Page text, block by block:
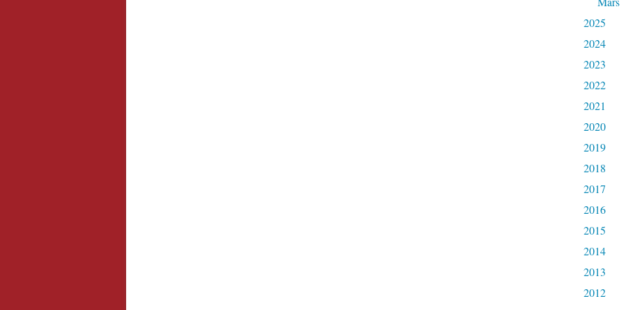
2025
2024
2023
2022
2021
2020
2019
2018
2017
2016
2015
2014
2013
2012